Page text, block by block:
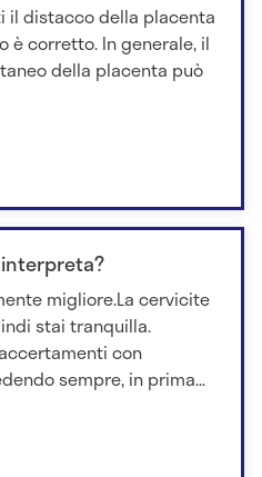
il distacco della placenta
è corretto. In generale, il
della placenta può
migliore.La cervicite
stai tranquilla.
con
sempre, in prima...